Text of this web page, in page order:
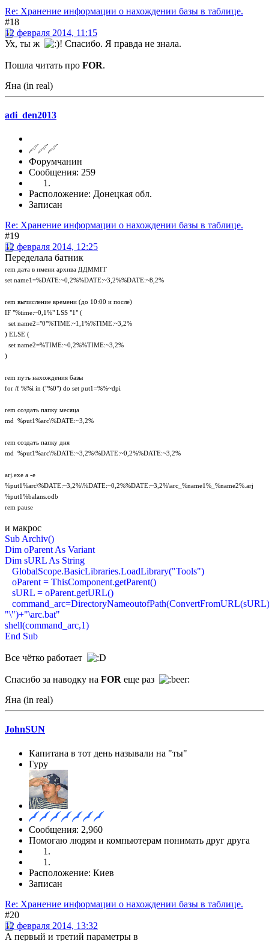
Re: Хранение информации о нахождении базы в таблице.
#18
12 февраля 2014, 11:15
Ух, ты ж
! Спасибо. Я правда не знала.
Пошла читать про FOR.
Яна (in real)
adi_den2013
Форумчанин
Сообщения: 259
Расположение: Донецкая обл.
Записан
Re: Хранение информации о нахождении базы в таблице.
#19
12 февраля 2014, 12:25
Переделала батник
rem дата в имени архива ДДММГГ
set name1=%DATE:~0,2%%DATE:~3,2%%DATE:~8,2%
rem вычисление времени (до 10:00 и после)
IF "%time:~0,1%" LSS "1" (
set name2="0"%TIME:~1,1%%TIME:~3,2%
) ELSE (
set name2=%TIME:~0,2%%TIME:~3,2%
)
rem путь нахождения базы
for /f %%i in ("%0") do set put1=%%~dpi
rem создать папку месяца
md %put1%arc\%DATE:~3,2%
rem создать папку дня
md %put1%arc\%DATE:~3,2%\%DATE:~0,2%%DATE:~3,2%
arj.exe a -e
%put1%arc\%DATE:~3,2%\%DATE:~0,2%%DATE:~3,2%\arc_%name1%_%name2%.arj
%put1%balans.odb
rem pause
и макрос
Sub Archiv()
Dim oParent As Variant
Dim sURL As String
GlobalScope.BasicLibraries.LoadLibrary("Tools")
oParent = ThisComponent.getParent()
sURL = oParent.getURL()
"\")+"\arc.bat"
shell(command_arc,1)
End Sub
Все чётко работает
Спасибо за наводку на FOR еще раз
Яна (in real)
JohnSUN
Капитана в тот день называли на "ты"
Гуру
Сообщения: 2,960
Помогаю людям и компьютерам понимать друг друга
Расположение: Киев
Записан
Re: Хранение информации о нахождении базы в таблице.
#20
12 февраля 2014, 13:32
А первый и третий параметры в